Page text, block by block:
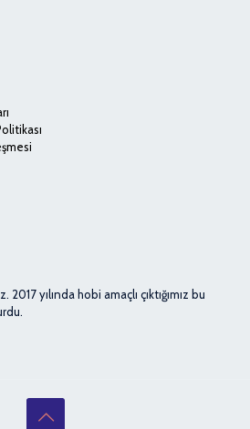
2017 yılında hobi amaçlı çıktığımız bu